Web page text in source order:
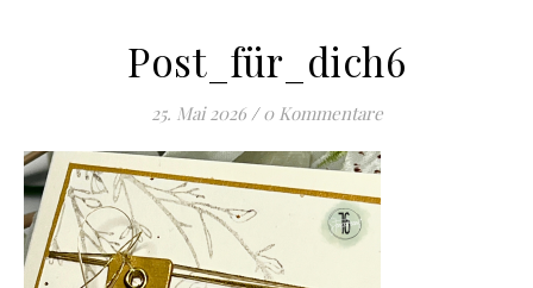
Post_für_dich6
25. Mai 2026 / 0 Kommentare